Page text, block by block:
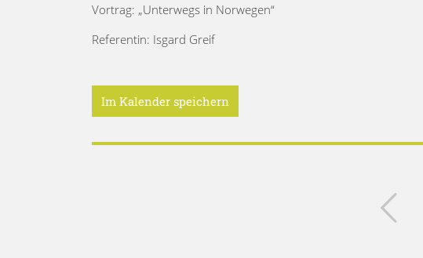
Vortrag: „Unterwegs in Norwegen“
Referentin: Isgard Greif
Im Kalender speichern